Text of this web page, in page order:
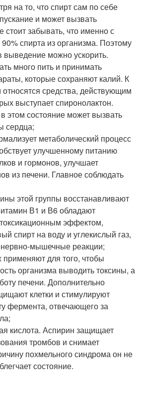
на то, что спирт сам по себе
и может вызвать
стоит забывать, что именно с
спирта из организма. Поэтому
выведение можно ускорить.
много пить и принимать
которые сохраняют калий. К
средства, действующим
выступает спиронолактон.
этом состояние может вызвать
сердца;
метаболический процесс
улучшенному питанию
и гормонов, улучшает
из печени. Главное соблюдать
этой группы восстанавливают
В1 и В6 обладают
эффектом,
спирт на воду и углекислый газ,
мышечные реакции;
для того, чтобы
организма выводить токсины, а
печени. Дополнительно
клетки и стимулируют
фермента, отвечающего за
кислота. Аспирин защищает
тромбов и снимает
похмельного синдрома он не
состояние.